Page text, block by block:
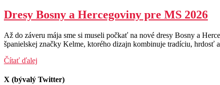
Dresy Bosny a Hercegoviny pre MS 2026
Až do záveru mája sme si museli počkať na nové dresy Bosny a
španielskej značky Kelme, ktorého dizajn kombinuje tradíciu,
Čítať ďalej
X (bývalý Twitter)